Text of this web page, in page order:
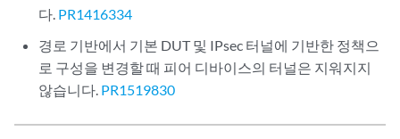
다. PR1416334
경로 기반에서 기본 DUT 및 IPsec 터널에 기반한 정책으
로 구성을 변경할 때 피어 디바이스의 터널은 지워지지
않습니다. PR1519830